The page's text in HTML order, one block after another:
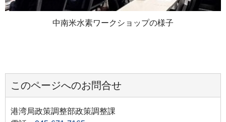
中南米水素ワークショップの様子
このページへのお問合せ
港湾局政策調整部政策調整課